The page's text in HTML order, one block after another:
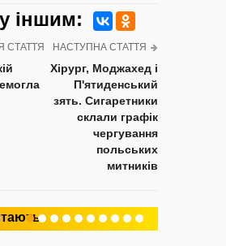
iншим:
СТАТТЯ НАСТУПНА СТАТТЯ
Хірург, Моджахед і
П'ятиденський
зять. Сигаретники
склали графік
чергування
польських
митників